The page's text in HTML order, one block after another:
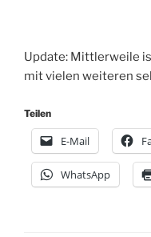
Update: Mittlerweile
mit vielen weiteren
Teilen
E-Mail
WhatsApp